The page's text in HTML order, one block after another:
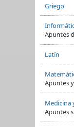
Griego
Apuntes
Latín
Apuntes
Medicina
Apuntes